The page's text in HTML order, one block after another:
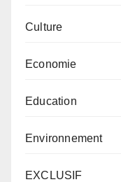
Culture
Economie
Education
Environnement
EXCLUSIF